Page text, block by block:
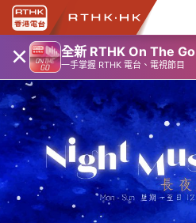
× 全新 RTHK On The Go
一手掌握 RTHK 電台、電視節目